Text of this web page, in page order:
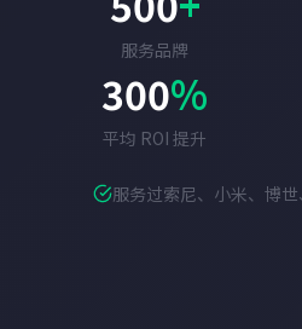
服务品牌
300%
平均 ROI 提升
服务过索尼、小米、博